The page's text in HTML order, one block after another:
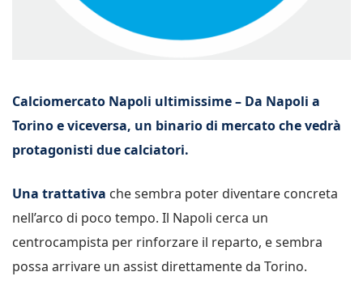
Calciomercato Napoli ultimissime – Da Napoli a
Torino e viceversa, un binario di mercato che vedrà
protagonisti due calciatori.
Una trattativa che sembra poter diventare concreta
nell’arco di poco tempo. Il Napoli cerca un
centrocampista per rinforzare il reparto, e sembra
possa arrivare un assist direttamente da Torino.